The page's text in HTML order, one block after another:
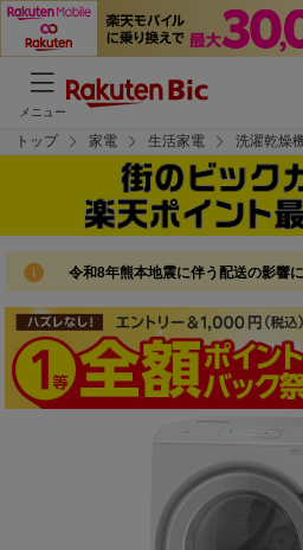
メニュー
トップ 家電 生活家電 洗濯乾燥
令和8年熊本地震に伴う配送の影響